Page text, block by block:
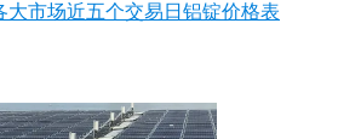
大市场近五个交易日铝锭价格表